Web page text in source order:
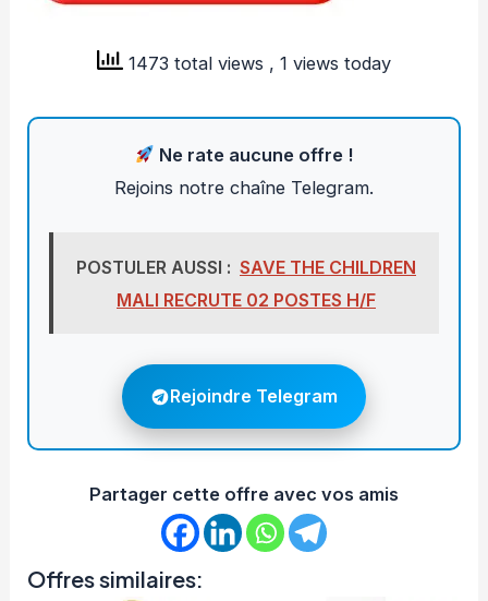
1473 total views , 1 views today
Ne rate aucune offre !
Rejoins notre chaîne Telegram.
POSTULER AUSSI : SAVE THE CHILDREN
MALI RECRUTE 02 POSTES H/F
Rejoindre Telegram
Partager cette offre avec vos amis
Offres similaires: